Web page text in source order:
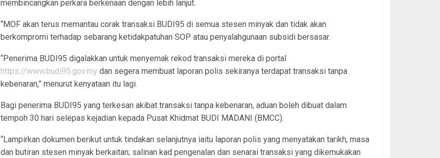
membincangkan perkara berkenaan dengan lebih lanjut.
“MOF akan terus memantau corak transaksi BUDI95 di semua stesen minyak dan tidak akan
berkompromi terhadap sebarang ketidakpatuhan SOP atau penyalahgunaan subsidi bersasar.
“Penerima BUDI95 digalakkan untuk menyemak rekod transaksi mereka di portal
https://www.budi95.gov.my dan segera membuat laporan polis sekiranya terdapat transaksi tanpa
kebenaran,” menurut kenyataan itu lagi.
Bagi penerima BUDI95 yang terkesan akibat transaksi tanpa kebenaran, aduan boleh dibuat dalam
tempoh 30 hari selepas kejadian kepada Pusat Khidmat BUDI MADANI (BMCC).
“Lampirkan dokumen berikut untuk tindakan selanjutnya iaitu laporan polis yang menyatakan tarikh, masa
dan butiran stesen minyak berkaitan; salinan kad pengenalan dan senarai transaksi yang dikemukakan